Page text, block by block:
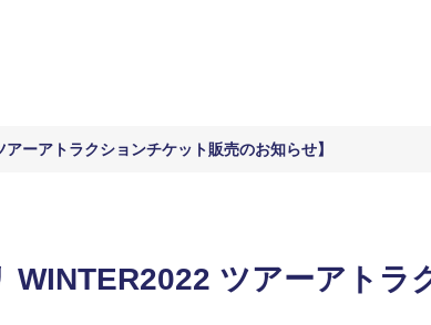
ーアトラクションチケット販売のお知らせ】
WINTER2022 ツアーアト